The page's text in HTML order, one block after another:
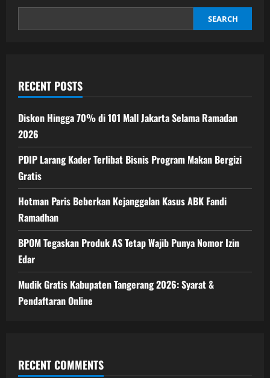
What
Expect
SEARCH
RECENT POSTS
Diskon Hingga 70% di 101 Mall Jakarta Selama Ramadan
2026
PDIP Larang Kader Terlibat Bisnis Program Makan Bergizi
Gratis
Hotman Paris Beberkan Kejanggalan Kasus ABK Fandi
Ramadhan
BPOM Tegaskan Produk AS Tetap Wajib Punya Nomor Izin
Edar
Mudik Gratis Kabupaten Tangerang 2026: Syarat &
Pendaftaran Online
RECENT COMMENTS